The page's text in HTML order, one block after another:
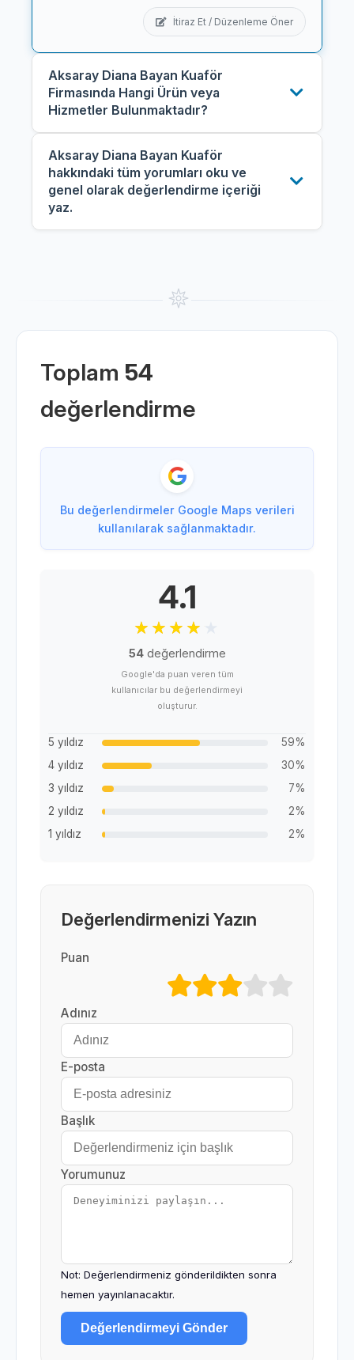
İtiraz Et / Düzenleme Öner
Aksaray Diana Bayan Kuaför
Firmasında Hangi Ürün veya
Hizmetler Bulunmaktadır?
Aksaray Diana Bayan Kuaför
hakkındaki tüm yorumları oku ve
genel olarak değerlendirme içeriği
yaz.
Toplam 54
değerlendirme
Bu değerlendirmeler Google Maps verileri
kullanılarak sağlanmaktadır.
4.1
54değerlendirme
Google'da puan veren tüm
kullanıcılar bu değerlendirmeyi
oluşturur.
5 yıldız
59%
4 yıldız
30%
3 yıldız
7%
2 yıldız
2%
1 yıldız
2%
Değerlendirmenizi Yazın
Puan
Adınız
E-posta
Başlık
Yorumunuz
Not: Değerlendirmeniz gönderildikten sonra
hemen yayınlanacaktır.
Değerlendirmeyi Gönder